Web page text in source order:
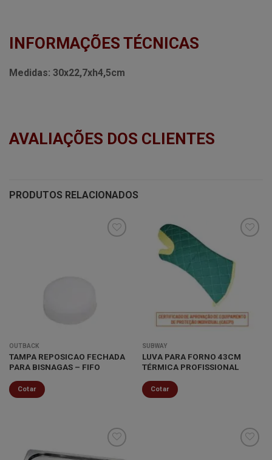
INFORMAÇÕES TÉCNICAS
Medidas: 30x22,7xh4,5cm
AVALIAÇÕES DOS CLIENTES
PRODUTOS RELACIONADOS
OUTBACK
TAMPA REPOSICAO FECHADA
PARA BISNAGAS – FIFO
Cotar
Minha
lista de
desejos
SUBWAY
LUVA PARA FORNO 43CM
TÉRMICA PROFISSIONAL
Cotar